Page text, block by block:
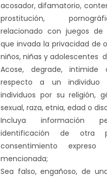
acosador, difamatorio,
prostitución,
relacionado con juegos de
que invada la privacidad de
niños, niñas y adolescentes
Acose, degrade, intimide
respecto a un
individuos por su religión,
sexual, raza, etnia, edad o
Incluya información
identificación de otra
consentimiento
mencionada;
Sea falso, engañoso, de